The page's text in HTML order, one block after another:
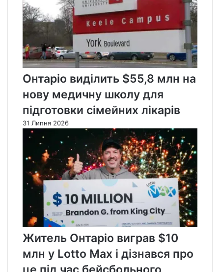
Онтаріо виділить $55,8 млн на
нову медичну школу для
підготовки сімейних лікарів
31 Липня 2026
Житель Онтаріо виграв $10
млн у Lotto Max і дізнався про